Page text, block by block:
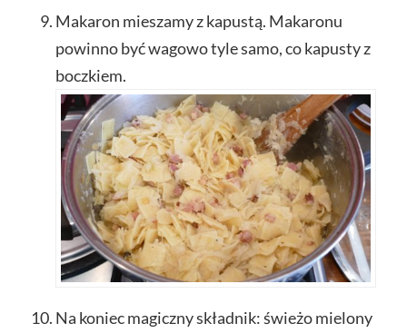
Makaron mieszamy z kapustą. Makaronu
powinno być wagowo tyle samo, co kapusty z
boczkiem.
Na koniec magiczny składnik: świeżo mielony